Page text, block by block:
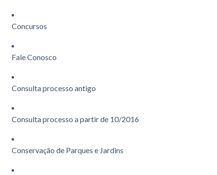
Concursos
Fale Conosco
Consulta processo antigo
Consulta processo a partir de 10/2016
Conservação de Parques e Jardins